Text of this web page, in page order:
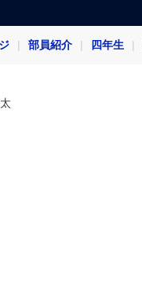
部員紹介 四年生